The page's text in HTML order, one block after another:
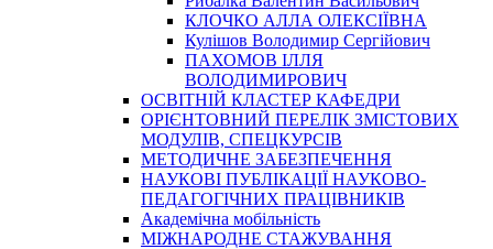
КЛОЧКО АЛЛА ОЛЕКСІЇВНА
Кулішов Володимир Сергійович
ПАХОМОВ ІЛЛЯ
ВОЛОДИМИРОВИЧ
ОСВІТНІЙ КЛАСТЕР КАФЕДРИ
ОРІЄНТОВНИЙ ПЕРЕЛІК ЗМІСТОВИХ
МОДУЛІВ, СПЕЦКУРСІВ
МЕТОДИЧНЕ ЗАБЕЗПЕЧЕННЯ
НАУКОВІ ПУБЛІКАЦІЇ НАУКОВО-
ПЕДАГОГІЧНИХ ПРАЦІВНИКІВ
Академічна мобільність
МІЖНАРОДНЕ СТАЖУВАННЯ